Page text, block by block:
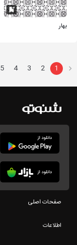
بهار
1
2
3
4
5
صفحات اصلی
اطلاعات